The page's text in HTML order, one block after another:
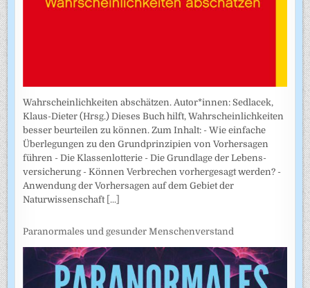
Wahrscheinlichkeiten abschätzen. Autor*innen: Sedlacek,
Klaus-Dieter (Hrsg.) Dieses Buch hilft, Wahrscheinlichkeiten
besser beurteilen zu können. Zum Inhalt: - Wie einfache
Überlegungen zu den Grundprinzipien von Vorhersagen
führen - Die Klassenlotterie - Die Grundlage der Lebens­
versicherung - Können Verbrechen vorhergesagt werden? -
Anwendung der Vorhersagen auf dem Gebiet der
Naturwissenschaft [...]
Paranormales und gesunder Menschenverstand